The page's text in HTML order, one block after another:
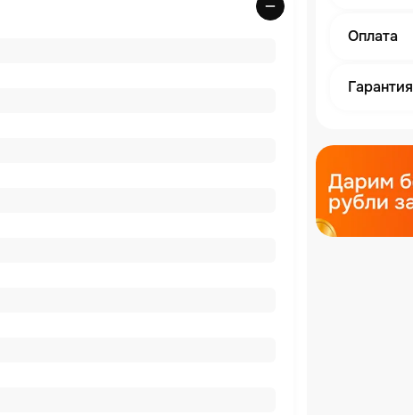
Оплата
Гарантия